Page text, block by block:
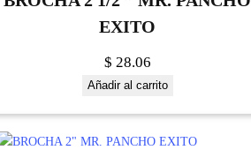
EXITO
$ 28.06
Añadir al carrito